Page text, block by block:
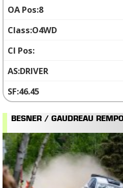
8
O4WD
DRIVER
46.45
BESNER / GAUDREAU